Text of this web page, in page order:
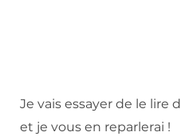
Je vais essayer de le lire
et je vous en reparlerai !